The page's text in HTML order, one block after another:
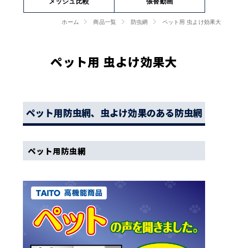
ホーム 商品一覧 防虫網 ペット用 虫よけ効果大
ペット用 虫よけ効果大
ペット用防虫網、虫よけ効果のある防虫網
ペット用防虫網